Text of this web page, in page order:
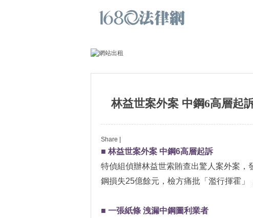
林益世案外案 中鋼6高層起
Share
■ 林益世案外案 中鋼6高層起訴
特偵組偵辦林益世索賄查出驚人案外案，
鋼損失25億餘元，檢方痛批「濫行揮霍」
■ 一張紙條 洩漏中鋼圖利業者